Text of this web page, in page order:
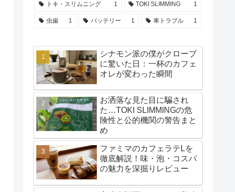
トキ・スリムニング 1 TOKI SLIMMING 1
虫歯 1 バッテリー 1 車トラブル 1
シナモン派の僕がクローブ
に驚いた日：一杯のカフェ
オレが変わった瞬間
お洒落な見た目に騙され
た…TOKI SLIMMINGの危
険性と公的機関の警告まと
め
ファミマのカフェラテLを
徹底解説！味・泡・コスパ
の魅力を深掘りレビュー